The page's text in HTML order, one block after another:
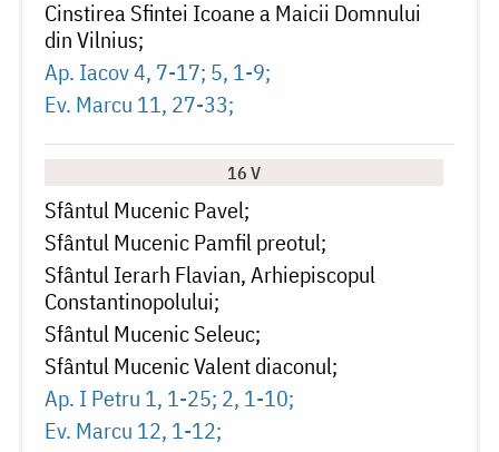
Cinstirea Sfintei Icoane a Maicii Domnului
din Vilnius
Ap. Iacov 4, 7-17; 5, 1-9
Ev. Marcu 11, 27-33
16 V
Sfântul Mucenic Pavel
Sfântul Mucenic Pamfil preotul
Sfântul Ierarh Flavian, Arhiepiscopul
Constantinopolului
Sfântul Mucenic Seleuc
Sfântul Mucenic Valent diaconul
Ap. I Petru 1, 1-25; 2, 1-10
Ev. Marcu 12, 1-12